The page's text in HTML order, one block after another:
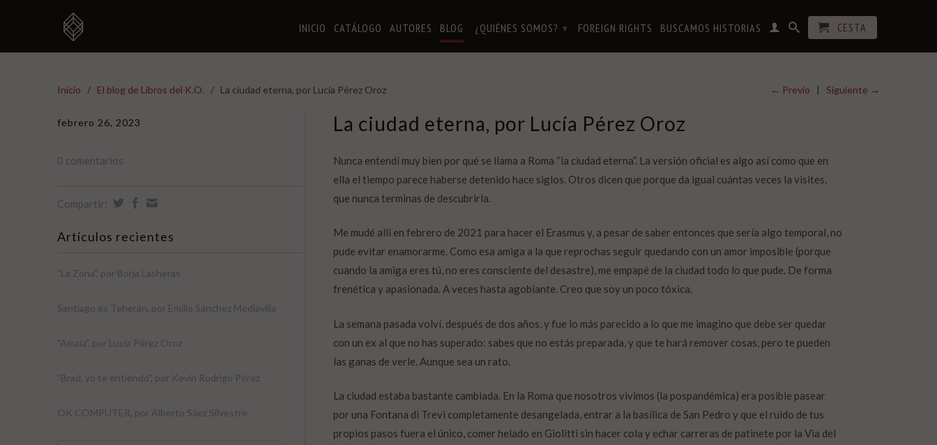
INICIO CATÁLOGO AUTORES BLOG ¿QUIÉNES SOMOS? ▾ FOREIGN RIGHTS BUSCAMOS HISTORIAS CESTA
← Previo | Siguiente →
Inicio / El blog de Libros del K.O. / La ciudad eterna, por Lucía Pérez Oroz
febrero 26, 2023
0 comentarios
Compartir:
Artículos recientes
"La Zona", por Borja Lasheras
Santiago es Teherán, por Emilio Sánchez Mediavilla
"Amaia", por Lucía Pérez Oroz
"Brad, yo te entiendo", por Kevin Rodrigo Pérez
OK COMPUTER, por Alberto Sáez Silvestre
La ciudad eterna, por Lucía Pérez Oroz
Nunca entendí muy bien por qué se llama a Roma “la ciudad eterna”. La versión oficial es algo así como que en
ella el tiempo parece haberse detenido hace siglos. Otros dicen que porque da igual cuántas veces la visites,
que nunca terminas de descubrirla.
Me mudé allí en febrero de 2021 para hacer el Erasmus y, a pesar de saber entonces que sería algo temporal, no
pude evitar enamorarme. Como esa amiga a la que reprochas seguir quedando con un amor imposible (porque
cuando la amiga eres tú, no eres consciente del desastre), me empapé de la ciudad todo lo que pude. De forma
frenética y apasionada. A veces hasta agobiante. Creo que soy un poco tóxica.
La semana pasada volví, después de dos años, y fue lo más parecido a lo que me imagino que debe ser quedar
con un ex al que no has superado: sabes que no estás preparada, y que te hará remover cosas, pero te pueden
las ganas de verle. Aunque sea un rato.
La ciudad estaba bastante cambiada. En la Roma que nosotros vivimos (la pospandémica) era posible pasear
por una Fontana di Trevi completamente desangelada, entrar a la basílica de San Pedro y que el ruido de tus
propios pasos fuera el único, comer helado en Giolitti sin hacer cola y echar carreras de patinete por la Via del